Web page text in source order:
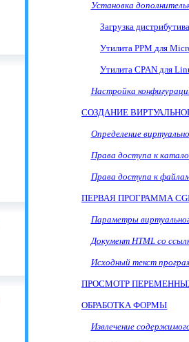
Установка
Загрузка
Утилита PPM для
Утилита CPAN для
Настройка
СОЗДАНИЕ
Определение
Права доступа к
Права доступа к
ПЕРВАЯ ПРОГРАММА
Параметры
Документ HTMLсо
Исходный текст
ПРОСМОТР
ОБРАБОТКА ФОРМЫ
Извлечение